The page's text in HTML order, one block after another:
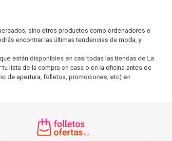
sino otros productos como ordenadores o
encontrar las últimas tendencias de moda, y
están disponibles en casi todas las tiendas de La
lista de la compra en casa o en la oficina antes de
de apertura, folletos, promociones, etc) en